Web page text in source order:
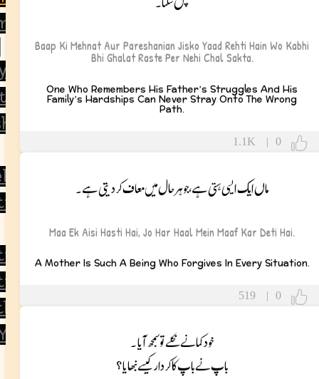
and Life Lessons
Soon
Baap Ki Mehnat Aur Pareshanian Jisko Yaad Rehti Hain Wo Kabhi
Bhi Ghalat Raste Per Nehi Chal Sakta.
One Who Remembers His Father’s Struggles And His
Family’s Hardships Can Never Stray Onto The Wrong
Path.
1.1K | 0
ماں ایک ایسی ہستی ہے، جو ہر حال میں معاف کر دیتی ہے۔
Maa Ek Aisi Hasti Hai, Jo Har Haal Mein Maaf Kar Deti Hai.
A Mother Is Such A Being Who Forgives In Every Situation.
519 | 0
خود کمانے نکلے تو سمجھ آیا۔
باپ نے باپ کا کردار کیسے نبھایا؟